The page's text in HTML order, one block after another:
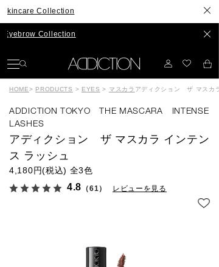
Collection
Collection
HOME> PRODUCTS > EYES > マスカラ アディクション ザ マスカ
ADDICTION TOKYO THE MASCARA INTENSE
LASHES
アディクション ザ マスカラ インテン
ス ラッシュ
4,180円(税込) 全3色
4.8 （61） レビューを見る